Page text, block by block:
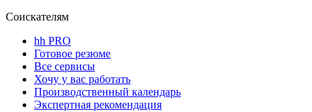
Соискателям
hh PRO
Готовое резюме
Все сервисы
Хочу у вас работать
Производственный календарь
Экспертная рекомендация